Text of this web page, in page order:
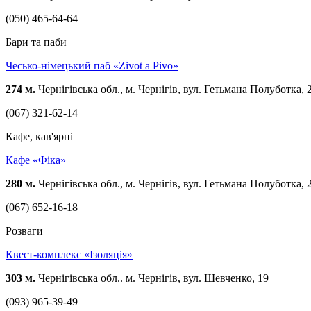
(050) 465-64-64
Бари та паби
Чесько-німецький паб «Zivot a Pivo»
274 м. Чернігівська обл., м. Чернігів, вул. Гетьмана Полуботка,
(067) 321-62-14
Кафе, кав'ярні
Кафе «Фіка»
280 м. Чернігівська обл., м. Чернігів, вул. Гетьмана Полуботка,
(067) 652-16-18
Розваги
Квест-комплекс «Ізоляція»
303 м. Чернігівська обл.. м. Чернігів, вул. Шевченко, 19
(093) 965-39-49